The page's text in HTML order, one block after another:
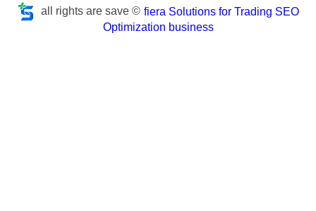
all rights are save © fiera Solutions for Trading SEO
Optimization business